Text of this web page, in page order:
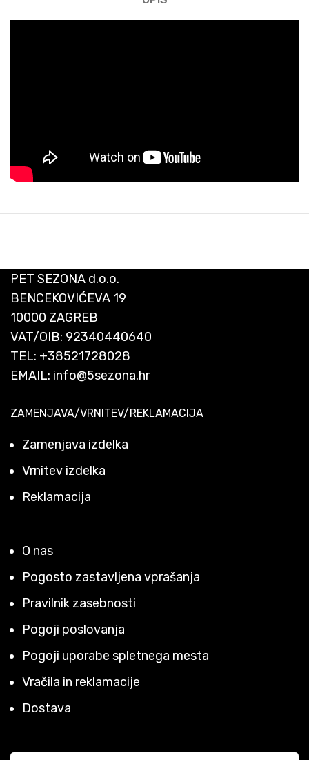
PET SEZONA d.o.o.
BENCEKOVIĆEVA 19
10000 ZAGREB
VAT/OIB: 92340440640
TEL: +38521728028
EMAIL: info@5sezona.hr
ZAMENJAVA/VRNITEV/REKLAMACIJA
Zamenjava izdelka
Vrnitev izdelka
Reklamacija
O nas
Pogosto zastavljena vprašanja
Pravilnik zasebnosti
Pogoji poslovanja
Pogoji uporabe spletnega mesta
Vračila in reklamacije
Dostava